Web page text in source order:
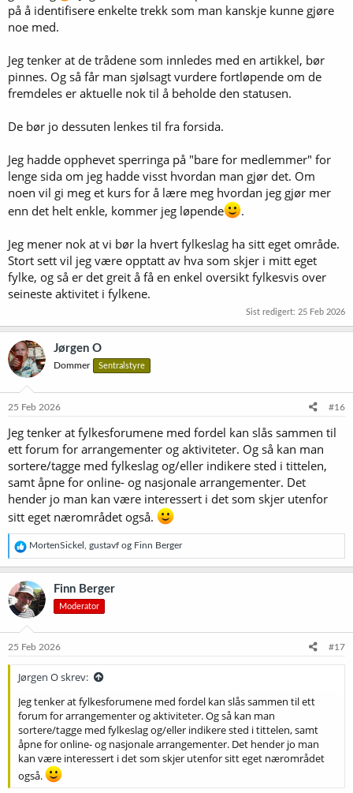
gjort) er en slik enkel oppgave. Jeg er redd mye er foreldet der, men
ingen grunn for å holde det skjult.
Sammenslåing av underforum. Ved opprettelsen av fylkeslag, var
det riktig å lage disse. Vi kan trolig samle disse i en felles gruppe. Det
er bare positivt at fylkene ser hverandres aktiviteter.
Vi bør også vurdere om nye tråder skal pinnes.
Samleside for de ‘viktigste’ trådene. Det er allerede laget, men er ikke
nødvendigvis lett å finne
Vi har ikke mange moderatorer og mangler flere personer i it-
kommiteen. Dersom noen føler et kall, kan de sende en ‘søknad’ til
på å identifisere enkelte trekk som man kanskje kunne gjøre
noe med.
Jeg tenker at de trådene som innledes med en artikkel, bør
pinnes. Og så får man sjølsagt vurdere fortløpende om de
fremdeles er aktuelle nok til å beholde den statusen.
De bør jo dessuten lenkes til fra forsida.
Jeg hadde opphevet sperringa på "bare for medlemmer" for
lenge sida om jeg hadde visst hvordan man gjør det. Om
noen vil gi meg et kurs for å lære meg hvordan jeg gjør mer
enn det helt enkle, kommer jeg løpende
.
Jeg mener nok at vi bør la hvert fylkeslag ha sitt eget område.
Stort sett vil jeg være opptatt av hva som skjer i mitt eget
fylke, og så er det greit å få en enkel oversikt fylkesvis over
seineste aktivitet i fylkene.
Sist redigert: 25 Feb 2026
Jørgen O
Dommer Sentralstyre
25 Feb 2026 #16
Jeg tenker at fylkesforumene med fordel kan slås sammen til
ett forum for arrangementer og aktiviteter. Og så kan man
sortere/tagge med fylkeslag og/eller indikere sted i tittelen,
samt åpne for online- og nasjonale arrangementer. Det
hender jo man kan være interessert i det som skjer utenfor
sitt eget nærområdet også.
R
e
a
k
s
j
o
e
MortenSickel gustavf og Finn Berger
Finn Berger
Moderator
25 Feb 2026 #17
Jørgen O skrev:
Jeg tenker at fylkesforumene med fordel kan slås sammen til ett
forum for arrangementer og aktiviteter. Og så kan man
sortere/tagge med fylkeslag og/eller indikere sted i tittelen, samt
åpne for online- og nasjonale arrangementer. Det hender jo man
kan være interessert i det som skjer utenfor sitt eget nærområdet
også.